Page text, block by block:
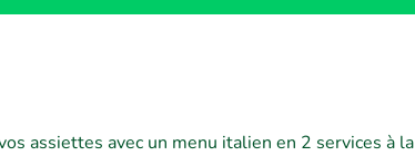
assiettes avec un menu italien en 2 services à